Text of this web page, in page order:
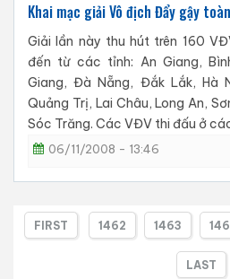
Khai mạc giải Vô địch Đẩy gậy
Giải lần này thu hút trên 160
đến từ các tỉnh: An Giang,
Giang, Đà Nẵng, Đắk Lắk, Hà
Quảng Trị, Lai Châu, Long An,
Sóc Trăng. Các VĐV thi đấu ở
06/11/2008 - 13:46
FIRST 1462 1463
LAST